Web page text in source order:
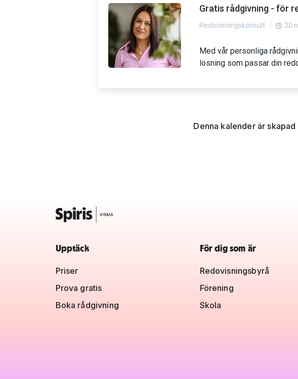
Denna kalender är skapad
Upptäck
Priser
Prova gratis
Boka rådgivning
För dig som är
Redovisningsbyrå
Förening
Skola